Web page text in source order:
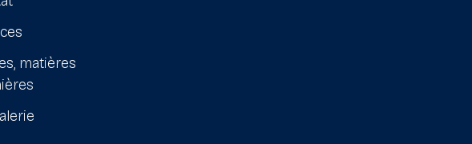
matières